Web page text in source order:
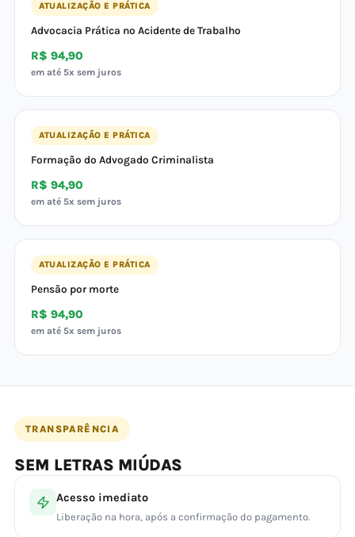
ATUALIZAÇÃO E PRÁTICA
Advocacia Prática no Acidente de Trabalho
R$ 94,90
em até 5x sem juros
ATUALIZAÇÃO E PRÁTICA
Formação do Advogado Criminalista
R$ 94,90
em até 5x sem juros
ATUALIZAÇÃO E PRÁTICA
Pensão por morte
R$ 94,90
em até 5x sem juros
TRANSPARÊNCIA
SEM LETRAS MIÚDAS
Acesso imediato
Liberação na hora, após a confirmação do pagamento.